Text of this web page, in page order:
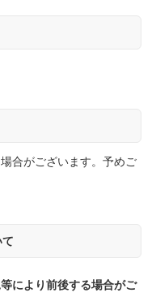
合がございます。予めご
により前後する場合がご